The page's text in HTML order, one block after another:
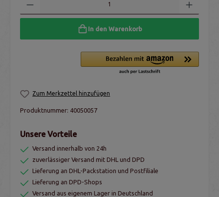
In den Warenkorb
Zum Merkzettel hinzufügen
Produktnummer: 40050057
Unsere Vorteile
Versand innerhalb von 24h
zuverlässiger Versand mit DHL und DPD
Lieferung an DHL-Packstation und Postfiliale
Lieferung an DPD-Shops
Versand aus eigenem Lager in Deutschland